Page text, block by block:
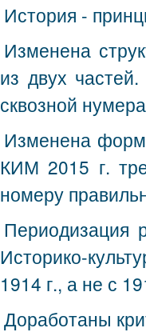
История -
Изменена
из двух
сквозной
Изменена
КИМ 2015 г.
номеру
Периодизация
Историко-
1914 г., а не с
Доработаны